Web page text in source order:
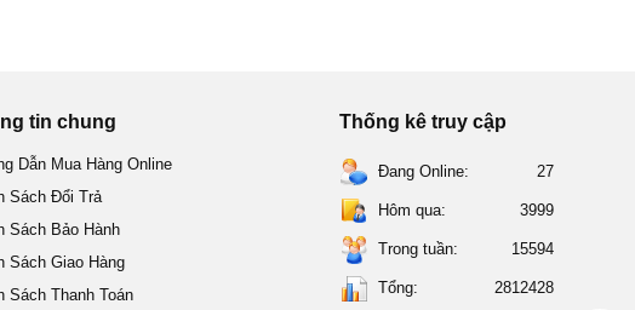
tin chung
Dẫn Mua Hàng Online
Sách Đổi Trả
Sách Bảo Hành
Sách Giao Hàng
Sách Thanh Toán
Thống kê truy cập
Đang Online: 27
Hôm qua: 3999
Trong tuần: 15594
Tổng: 2812428